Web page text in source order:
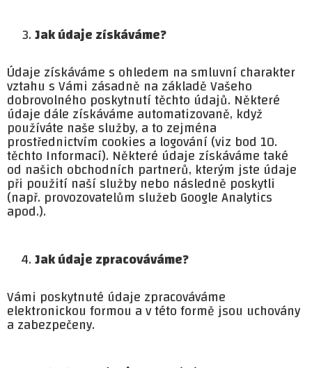
Jak údaje získáváme?
Údaje získáváme s ohledem na smluvní charakter
vztahu s Vámi zásadně na základě Vašeho
dobrovolného poskytnutí těchto údajů. Některé
údaje dále získáváme automatizovaně, když
používáte naše služby, a to zejména
prostřednictvím cookies a logování (viz bod 10.
těchto Informací). Některé údaje získáváme také
od našich obchodních partnerů, kterým jste údaje
při použití naší služby nebo následně poskytli
(např. provozovatelům služeb Google Analytics
apod.).
Jak údaje zpracováváme?
Vámi poskytnuté údaje zpracováváme
elektronickou formou a v této formě jsou uchovány
a zabezpečeny.